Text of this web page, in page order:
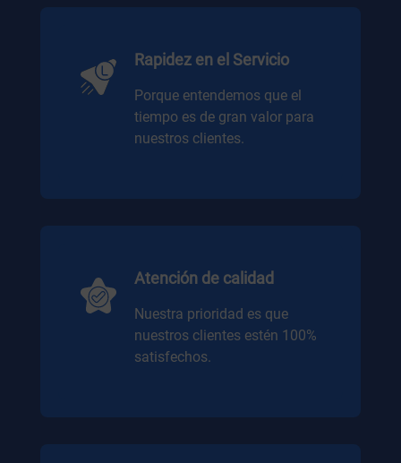
Rapidez en el Servicio
Porque entendemos que el
tiempo es de gran valor para
nuestros clientes.
Atención de calidad
Nuestra prioridad es que
nuestros clientes estén 100%
satisfechos.